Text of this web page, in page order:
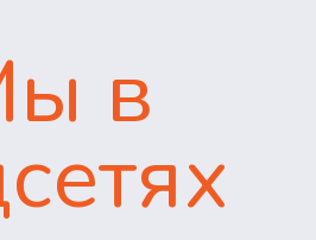
в